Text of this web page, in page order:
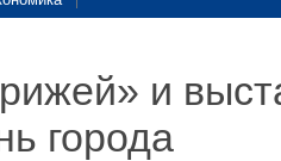
и
города